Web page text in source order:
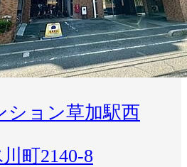
ション草加駅西
町2140-8